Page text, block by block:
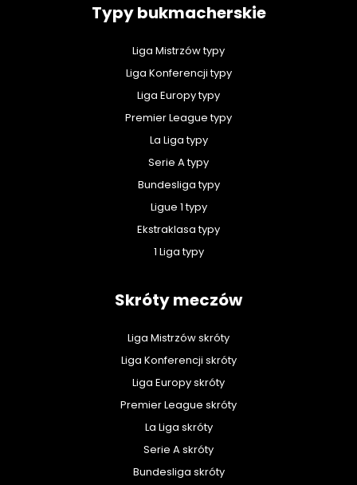
Typy bukmacherskie
Liga Mistrzów typy
Liga Konferencji typy
Liga Europy typy
Premier League typy
La Liga typy
Serie A typy
Bundesliga typy
Ligue 1 typy
Ekstraklasa typy
1 Liga typy
Skróty meczów
Liga Mistrzów skróty
Liga Konferencji skróty
Liga Europy skróty
Premier League skróty
La Liga skróty
Serie A skróty
Bundesliga skróty